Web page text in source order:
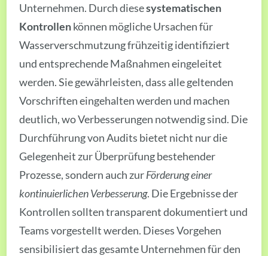
Unternehmen. Durch diesesystematischen
Kontrollenkönnen mögliche Ursachen für
Wasserverschmutzung frühzeitig identifiziert
und entsprechende Maßnahmen eingeleitet
werden. Sie gewährleisten, dass alle geltenden
Vorschriften eingehalten werden und machen
deutlich, wo Verbesserungen notwendig sind. Die
Durchführung von Audits bietet nicht nur die
Gelegenheit zur Überprüfung bestehender
Prozesse, sondern auch zurFörderung einer
kontinuierlichen Verbesserung. Die Ergebnisse der
Kontrollen sollten transparent dokumentiert und
Teams vorgestellt werden. Dieses Vorgehen
sensibilisiert das gesamte Unternehmen für den